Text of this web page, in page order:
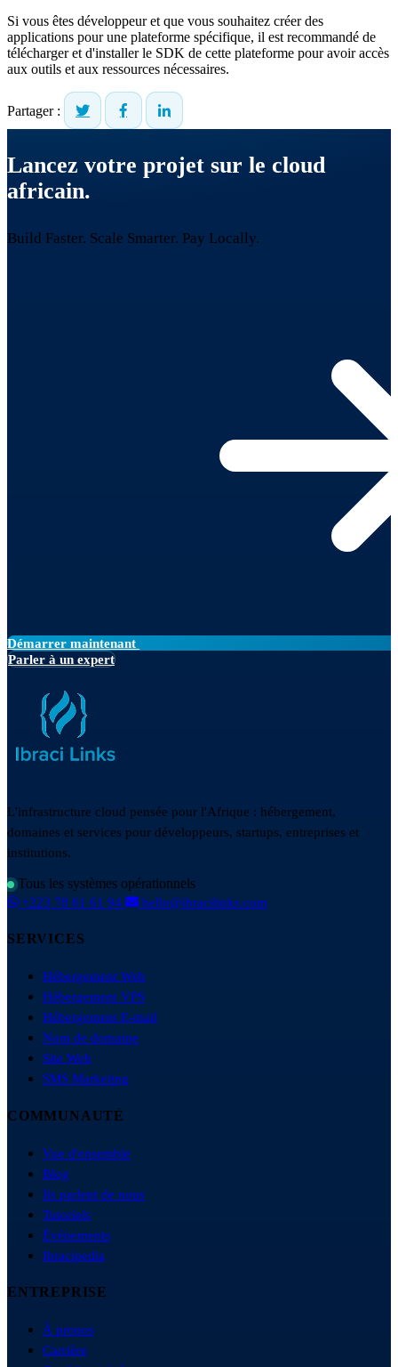
Si vous êtes développeur et que vous souhaitez créer des
applications pour une plateforme spécifique, il est recommandé de
télécharger et d'installer le SDK de cette plateforme pour avoir accès
aux outils et aux ressources nécessaires.
Partager :
Lancez votre projet sur le cloud
africain.
Build Faster. Scale Smarter. Pay Locally.
Démarrer maintenant
Parler à un expert
L'infrastructure cloud pensée pour l'Afrique : hébergement,
domaines et services pour développeurs, startups, entreprises et
institutions.
Tous les systèmes opérationnels
+223 78 61 61 94
hello@ibracilinks.com
SERVICES
Hébergement Web
Hébergement VPS
Hébergement E-mail
Nom de domaine
Site Web
SMS Marketing
COMMUNAUTÉ
Vue d'ensemble
Blog
Ils parlent de nous
Tutoriels
Événements
Ibracipedia
ENTREPRISE
À propos
Carrière